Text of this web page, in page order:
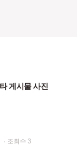
게시물 사진
조회수 3